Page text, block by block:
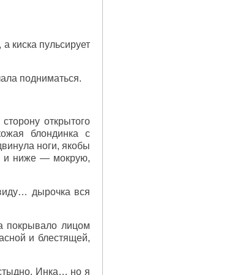
киска пульсирует
подниматься.
открытого
блондинка с
ноги, якобы
и ниже — мокрую,
дырочка вся
покрывало лицом
и блестящей,
Инка… но я